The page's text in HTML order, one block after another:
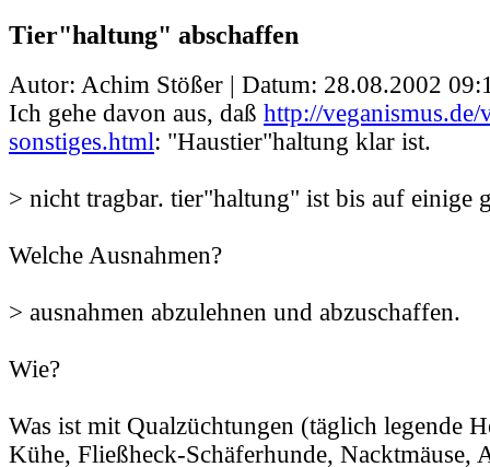
Tier"haltung" abschaffen
Autor: Achim Stößer | Datum: 28.08.2002
Ich gehe davon aus, daß http://veganismus.de/
sonstiges.html: "Haustier"haltung klar ist.
> nicht tragbar. tier"haltung" ist bis auf einige
Welche Ausnahmen?
> ausnahmen abzulehnen und abzuschaffen.
Wie?
Was ist mit Qualzüchtungen (täglich legende
Kühe, Fließheck-Schäferhunde, Nacktmäuse,